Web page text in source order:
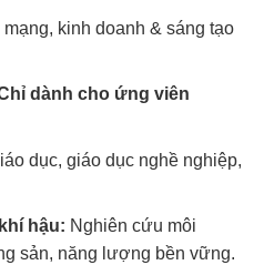
kinh doanh & sáng tạo
dành cho ứng viên
dục, giáo dục nghề nghiệp,
hậu: Nghiên cứu môi
sản, năng lượng bền vững.